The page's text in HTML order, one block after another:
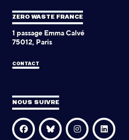
ZERO WASTE FRANCE
1 passage Emma Calvé
75012, Paris
CONTACT
NOUS SUIVRE